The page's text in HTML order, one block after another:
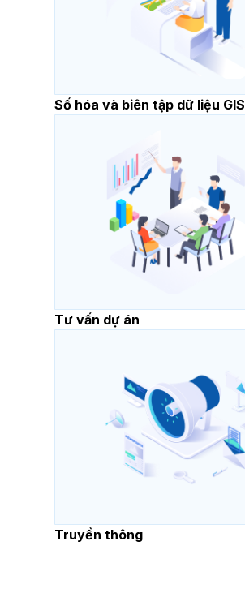
Số hóa và biên tập dữ liệu GIS
Tư vấn dự án
Truyền thông